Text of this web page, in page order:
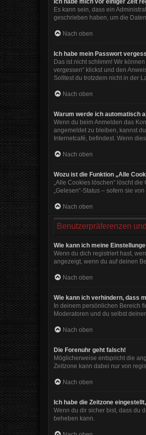
Ich habe mich vor einiger Zeit
Es kann sein, dass ein
geschrieben haben, um die
Nach oben
Ich habe mein Passwort
Das ist nicht schlimm! Wir
vergessen“ klickst und den
Solltest du trotzdem nicht in der
Nach oben
Warum werde ich automatisch
Wenn du beim Anmelden das
angemeldet zu bleiben, kannst
Internetcafé, befindest. Wenn
Nach oben
Wozu ist die Funktion „Alle
„Alle Cookies löschen“ löscht
„Gelesen“-Status – sofern sie
Nach oben
Benutzerpräferenzen
Wie kann ich meine
Wenn du dich registriert hast,
angezeigt, wenn du auf deinen
Nach oben
Wie kann ich verhindern, dass
In deinem persönlichen Bereich
Moderatoren und du selbst
Nach oben
Die Forenuhr geht falsch!
Möglicherweise entspricht die
Zeitzone kann dabei nur von
Nach oben
Ich habe die Zeitzone
Wenn du dir sicher bist, dass du
beheben kann.